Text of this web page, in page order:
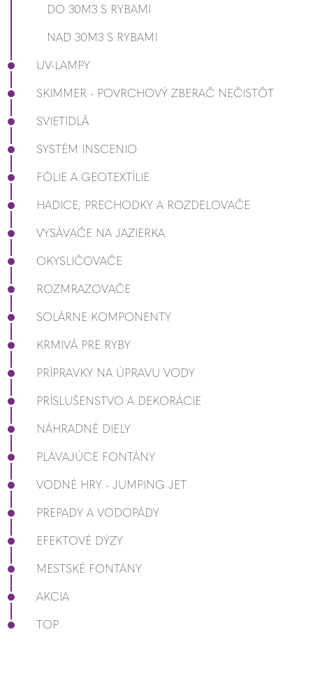
DO 30M3 S RYBAMI
NAD 30M3 S RYBAMI
UV-LAMPY
SKIMMER - POVRCHOVÝ ZBERAČ NEČISTÔT
SVIETIDLÁ
SYSTÉM INSCENIO
FÓLIE A GEOTEXTÍLIE
HADICE, PRECHODKY A ROZDELOVAČE
VYSÁVAČE NA JAZIERKA
OKYSLIČOVAČE
ROZMRAZOVAČE
SOLÁRNE KOMPONENTY
KRMIVÁ PRE RYBY
PRÍPRAVKY NA ÚPRAVU VODY
PRÍSLUŠENSTVO A DEKORÁCIE
NÁHRADNÉ DIELY
PLÁVAJÚCE FONTÁNY
VODNÉ HRY - JUMPING JET
PREPADY A VODOPÁDY
EFEKTOVÉ DÝZY
MESTSKÉ FONTÁNY
AKCIA
TOP